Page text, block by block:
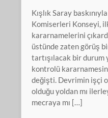
Kışlık Saray
Komiserleri Konseyi,
kararnamelerini
üstünde zaten görüş
tartışılacak bir durum
kontrolü
değişti. Devrimin işçi
olduğu yoldan mı
mecraya mı […]